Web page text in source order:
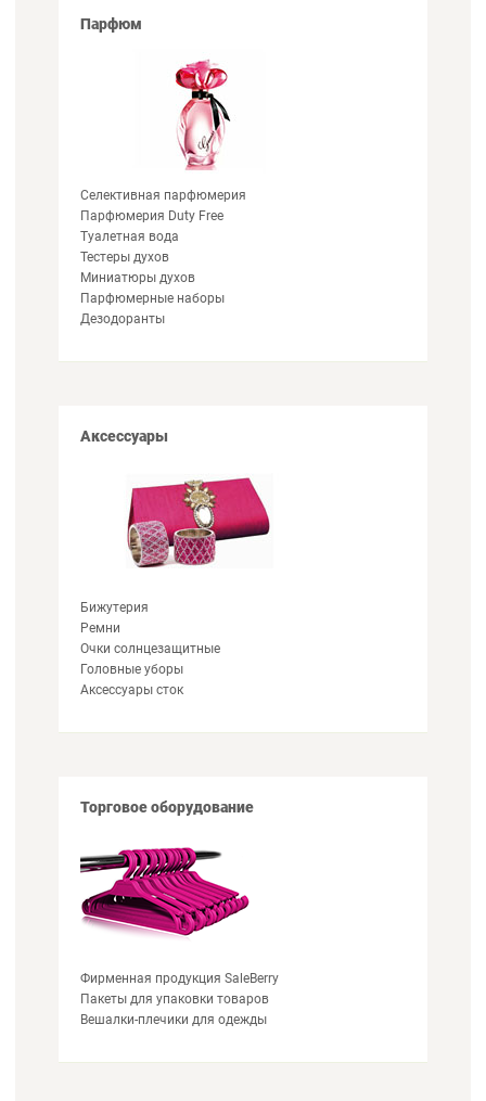
Парфюм
Селективная парфюмерия
Парфюмерия Duty Free
Туалетная вода
Тестеры духов
Миниатюры духов
Парфюмерные наборы
Дезодоранты
Аксессуары
Бижутерия
Ремни
Очки солнцезащитные
Головные уборы
Аксессуары сток
Торговое оборудование
Фирменная продукция SaleBerry
Пакеты для упаковки товаров
Вешалки-плечики для одежды